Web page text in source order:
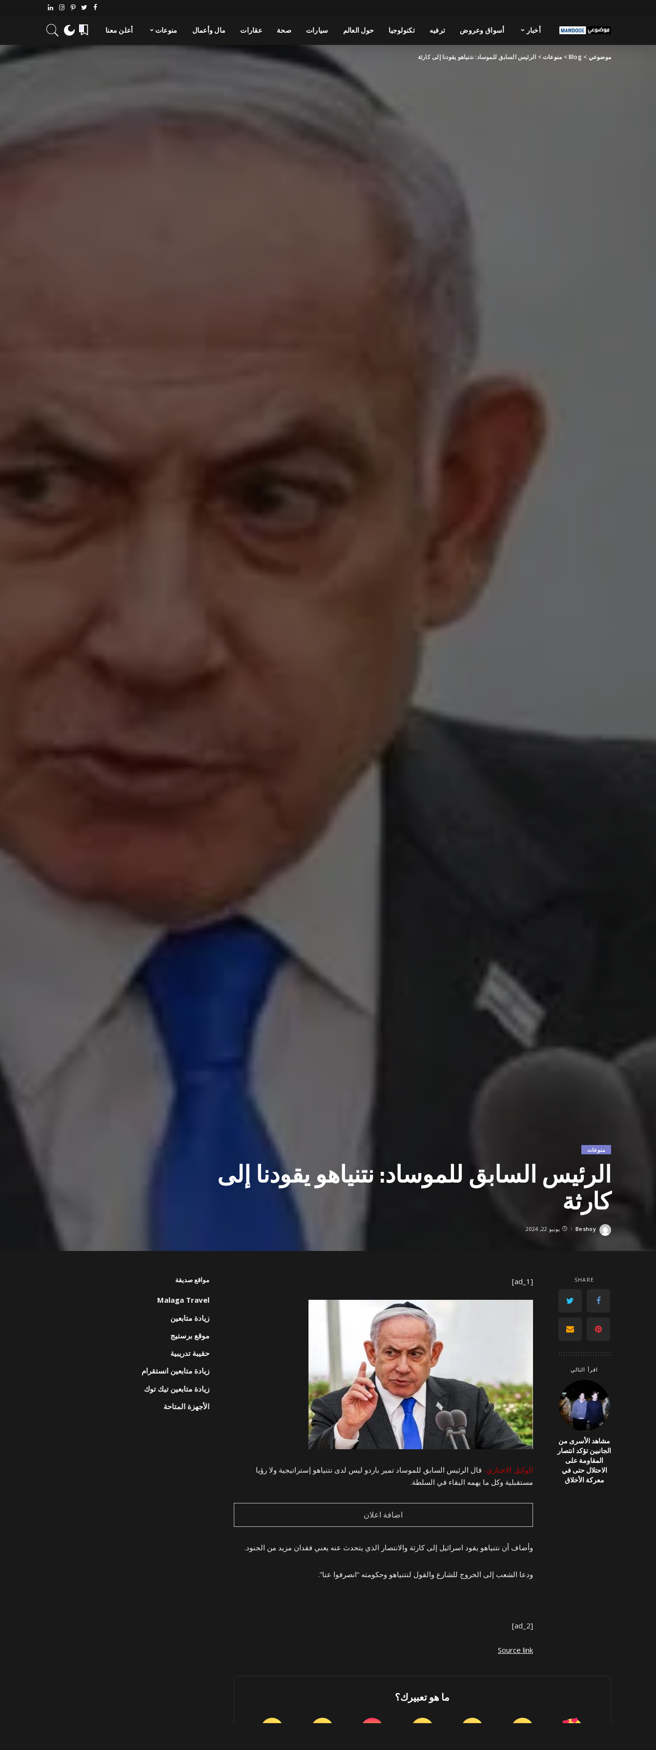
أخبار أسواق وعروض ترفيه تكنولوجيا حول العالم سيارات صحة عقارات مال وأعمال منوعات أعلن معنا 0
موضوعي >
Blog
> منوعات> الرئيس السابق للموساد: نتنياهو يقودنا إلى كارثة
منوعات
الرئيس السابق للموساد: نتنياهو يقودنا إلى
كارثة
Posted
Beshoy يونيو 22, 2024
SHARE
اقرأ التالي
مشاهد الأسرى من
الجانبين تؤكد انتصار
المقاومة على
الاحتلال حتى في
معركة الأخلاق
[ad_1]
الوكيل الاخباري- قال الرئيس السابق للموساد تمير باردو ليس لدى نتنياهو إستراتيجية ولا رؤيا
مستقبلية وكل ما يهمه البقاء في السلطة.
اضافة اعلان
وأضاف أن نتنياهو يقود اسرائيل إلى كارثة والانتصار الذي يتحدث عنه يعني فقدان مزيد من الجنود.
ودعا الشعب إلى الخروج للشارع والقول لنتنياهو وحكومته “انصرفوا عنا”.
[ad_2]
Source link
ما هو تعبيرك؟
مواقع صديقة
Malaga Travel
زيادة متابعين
موقع برستيج
حقيبة تدريبية
زيادة متابعين انستقرام
زيادة متابعين تيك توك
الأجهزة المتاحة